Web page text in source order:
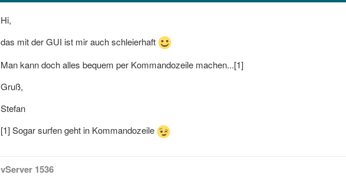
Hi,
das mit der GUI ist mir auch schleierhaft
Man kann doch alles bequem per Kommandozeile machen...[1]
Gruß,
Stefan
[1] Sogar surfen geht in Kommandozeile
vServer 1536